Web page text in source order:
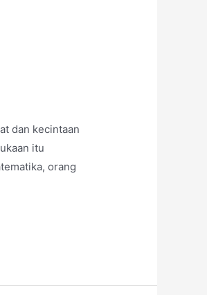
dan kecintaan
itu
orang